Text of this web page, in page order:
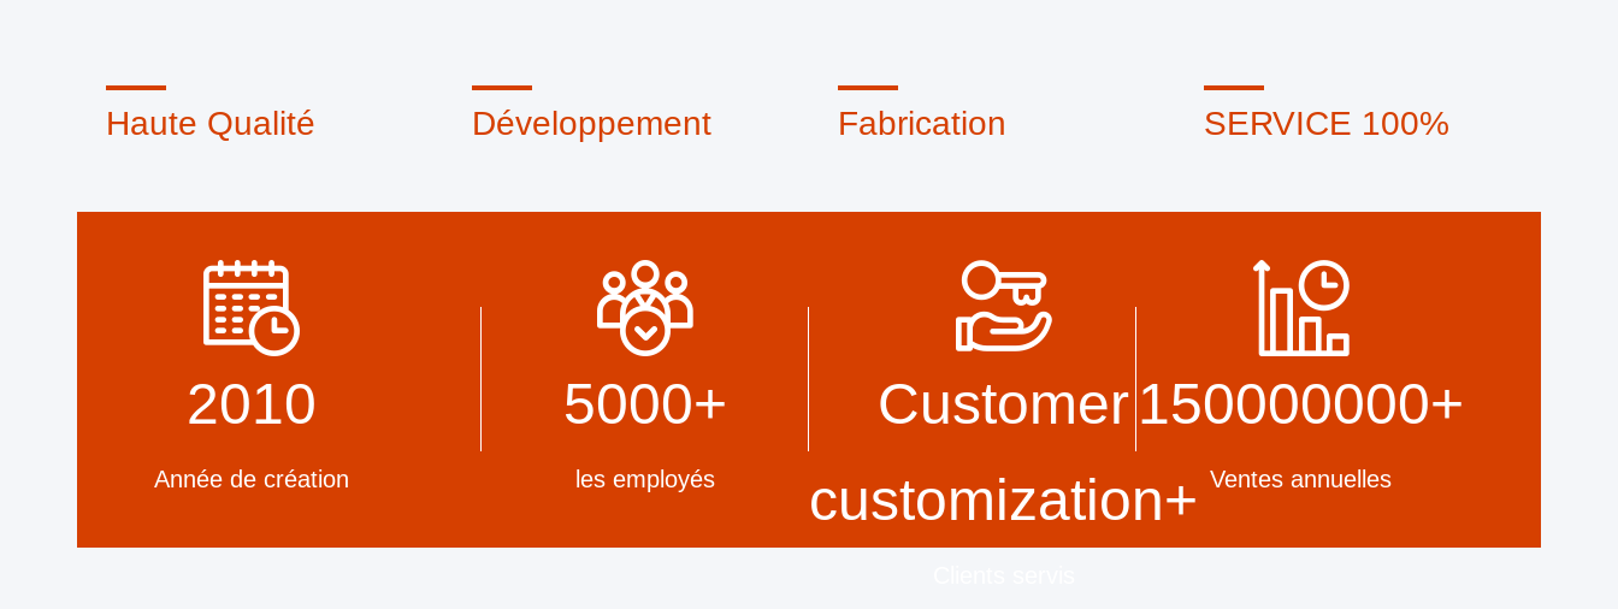
Haute Qualité
vérification du crédit, le RoSH et
fournisseurs. La société dispose
d'un système de contrôle de qualité
strict et d'un laboratoire de test
Développement
professionnelle interne et un atelier
pouvons coopérer pour développer
les produits dont vous avez besoin.
Fabrication
système de contrôle de processus
tous les terminaux électriques au-
delà de vos exigences.
SERVICE 100%
personnalisé, FOB, CIF, DDU et
trouver la meilleure solution pour
toutes vos préoccupations.
2010
Année de création
5000+
les employés
Customer
customization+
150000000+
Ventes annuelles